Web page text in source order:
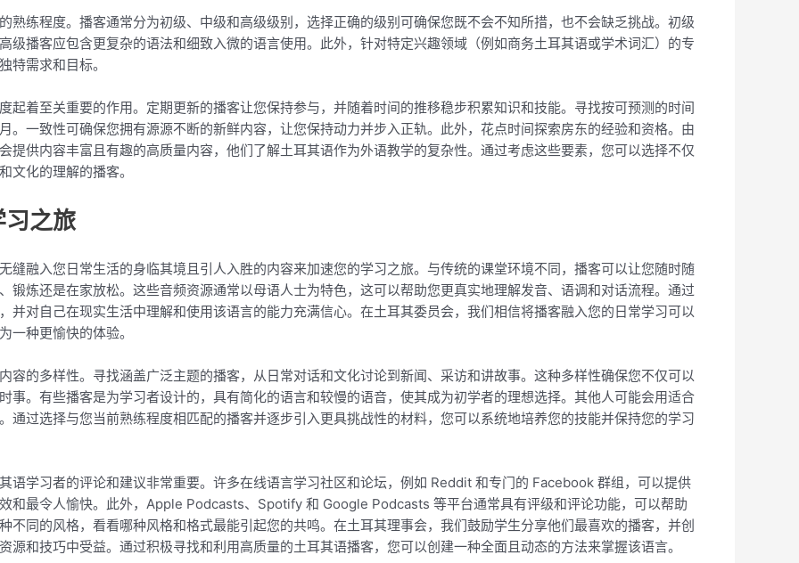
熟练程度。播客通常分为初级、中级和高级级别，选择正确的级别可确保您既不会不知所措，也不会缺乏挑战。初级
级播客应包含更复杂的语法和细致入微的语言使用。此外，针对特定兴趣领域（例如商务土耳其语或学术词汇）的专
特需求和目标。
起着至关重要的作用。定期更新的播客让您保持参与，并随着时间的推移稳步积累知识和技能。寻找按可预测的时间
。一致性可确保您拥有源源不断的新鲜内容，让您保持动力并步入正轨。此外，花点时间探索房东的经验和资格。由
提供内容丰富且有趣的高质量内容，他们了解土耳其语作为外语教学的复杂性。通过考虑这些要素，您可以选择不仅
文化的理解的播客。
之旅
缝融入您日常生活的身临其境且引人入胜的内容来加速您的学习之旅。与传统的课堂环境不同，播客可以让您随时随
炼还是在家放松。这些音频资源通常以母语人士为特色，这可以帮助您更真实地理解发音、语调和对话流程。通过
并对自己在现实生活中理解和使用该语言的能力充满信心。在土耳其委员会，我们相信将播客融入您的日常学习可以
一种更愉快的体验。
容的多样性。寻找涵盖广泛主题的播客，从日常对话和文化讨论到新闻、采访和讲故事。这种多样性确保您不仅可以
事。有些播客是为学习者设计的，具有简化的语言和较慢的语音，使其成为初学者的理想选择。其他人可能会用适合
通过选择与您当前熟练程度相匹配的播客并逐步引入更具挑战性的材料，您可以系统地培养您的技能并保持您的学习
语学习者的评论和建议非常重要。许多在线语言学习社区和论坛，例如 Reddit 和专门的 Facebook 群组，可以提供
和最令人愉快。此外，Apple Podcasts、Spotify 和 Google Podcasts 等平台通常具有评级和评论功能，可以帮助
不同的风格，看看哪种风格和格式最能引起您的共鸣。在土耳其理事会，我们鼓励学生分享他们最喜欢的播客，并创
和技巧中受益。通过积极寻找和利用高质量的土耳其语播客，您可以创建一种全面且动态的方法来掌握该语言。